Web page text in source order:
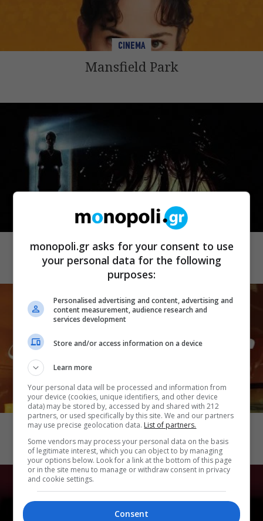
CINEMA
Mansfield Park
CINEMA
Demons 2
CINEMA
Katseye: Wild Hearts
monopoli.gr asks for your consent to use
your personal data for the following
purposes:
Personalised advertising and content, advertising and
content measurement, audience research and
services development
Store and/or access information on a device
Learn more
Your personal data will be processed and information from
your device (cookies, unique identifiers, and other device
data) may be stored by, accessed by and shared with 212
partners, or used specifically by this site. We and our partners
may use precise geolocation data. List of partners.
Some vendors may process your personal data on the basis
of legitimate interest, which you can object to by managing
your options below. Look for a link at the bottom of this page
or in the site menu to manage or withdraw consent in privacy
and cookie settings.
Consent